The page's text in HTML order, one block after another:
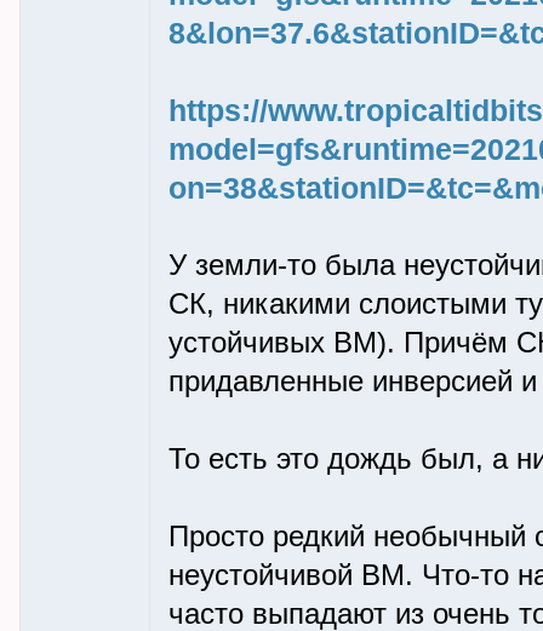
https://
У земли-то была
СК, никакими слоистыми
устойчивых ВМ). Причём
придавленные инверсией
То есть это дождь был, а
Просто редкий необычный
неустойчивой ВМ. Что-то
часто выпадают из очень